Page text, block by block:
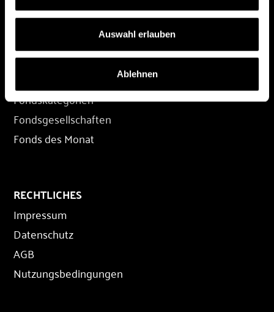
Auswahl erlauben
Ablehnen
FONDS
Fondskategorien
Fondsgesellschaften
Fonds des Monat
RECHTLICHES
Impressum
Datenschutz
AGB
Nutzungsbedingungen